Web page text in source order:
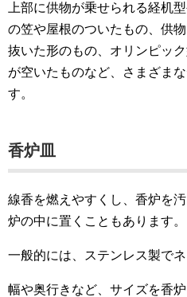
上部に供物が乗せられる経机
の笠や屋根のついたもの、供
抜いた形のもの、オリンピッ
が空いたものなど、さまざま
す。
香炉皿
線香を燃えやすくし、香炉を
炉の中に置くこともあります。
一般的には、ステンレス製で
幅や奥行きなど、サイズを香